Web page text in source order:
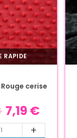
RAPIDE
cerise
7,19 €
+